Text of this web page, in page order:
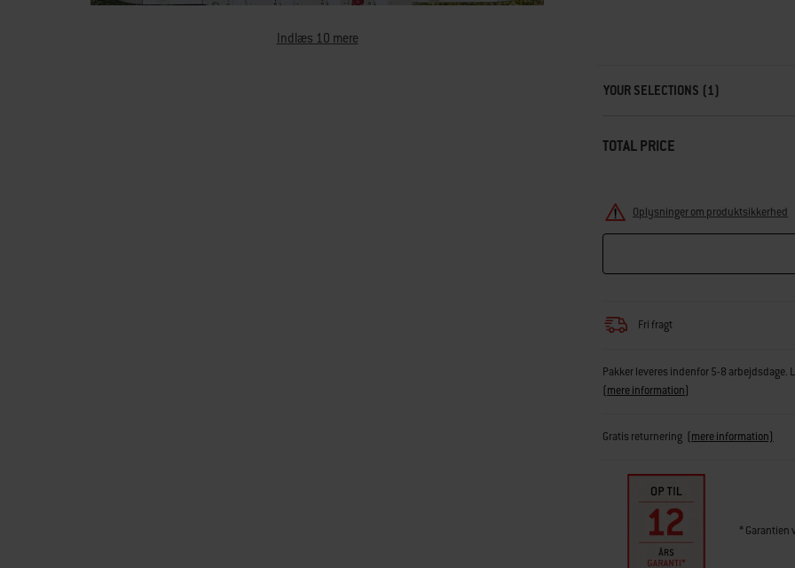
Indlæs 10 mere
YOUR SELECTIONS (1)
TOTAL PRICE
Oplysninger om produktsikkerhed
Fri fragt
Pakker leveres indenfor 5-8 arbejdsdage.
(mere information)
Gratis returnering (mere information)
* Garantien